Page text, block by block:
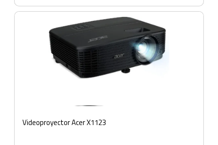
Videoproyector Acer X1123